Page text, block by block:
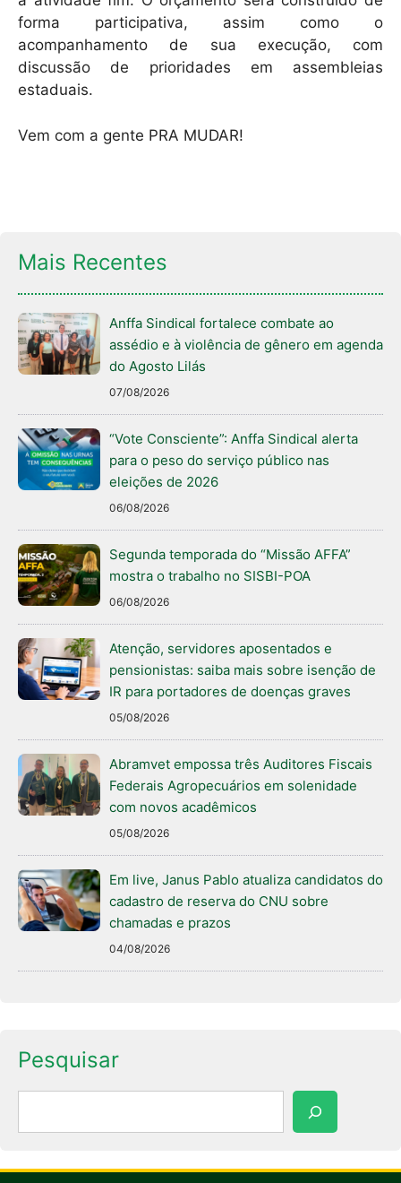
forma participativa, assim como o
acompanhamento de sua execução, com
discussão de prioridades em assembleias
estaduais.
Vem com a gente PRA MUDAR!
Mais Recentes
Anffa Sindical fortalece combate ao
assédio e à violência de gênero em agenda
do Agosto Lilás
07/08/2026
“Vote Consciente”: Anffa Sindical alerta
para o peso do serviço público nas
eleições de 2026
06/08/2026
Segunda temporada do “Missão AFFA”
mostra o trabalho no SISBI-POA
06/08/2026
Atenção, servidores aposentados e
pensionistas: saiba mais sobre isenção de
IR para portadores de doenças graves
05/08/2026
Abramvet empossa três Auditores Fiscais
Federais Agropecuários em solenidade
com novos acadêmicos
05/08/2026
Em live, Janus Pablo atualiza candidatos do
cadastro de reserva do CNU sobre
chamadas e prazos
04/08/2026
Pesquisar